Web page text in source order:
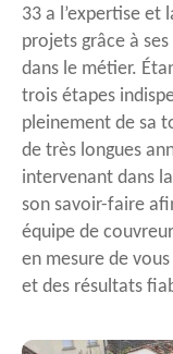
33 a l’expertise
projets grâce à
dans le métier.
trois étapes
pleinement de sa
de très longues
intervenant dans
son savoir-faire
équipe de
en mesure de
et des résultats